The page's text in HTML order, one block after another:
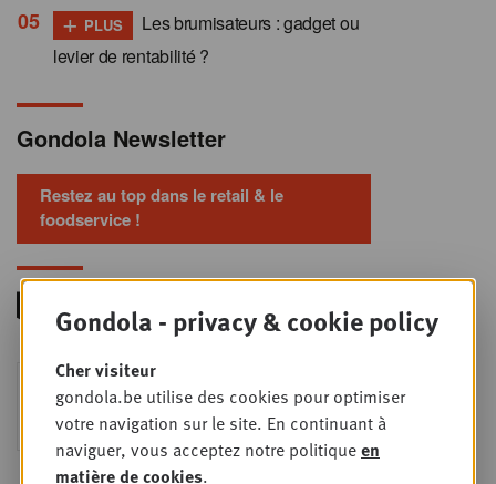
+ PLUS
Les brumisateurs : gadget ou
levier de rentabilité ?
Gondola Newsletter
Restez au top dans le retail & le
foodservice !
9
SEPT
Foodservice - Joint
business planning
Intro to Negotiation: Succes aan de
onderhandelingstafel is geen toeval!
Gondola - privacy & cookie policy
Cher visiteur
gondola.be utilise des cookies pour optimiser
votre navigation sur le site. En continuant à
naviguer, vous acceptez notre politiqueen
matière de cookies.